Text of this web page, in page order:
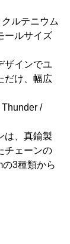
ルテニウム
ールサイズ
ザインでユ
だけ、幅広
/
は、真鍮製
チェーンの
の3種類から